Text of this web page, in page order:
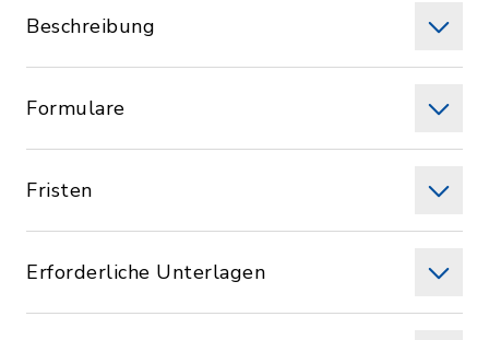
Beschreibung
Formulare
Fristen
Erforderliche Unterlagen